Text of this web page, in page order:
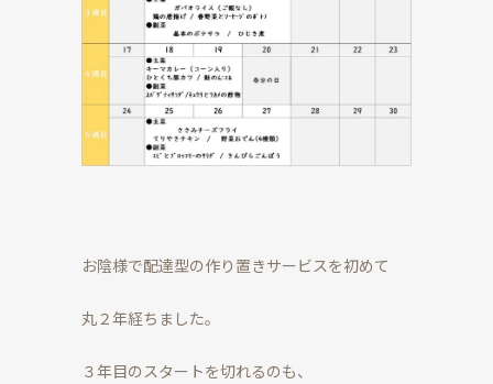
お陰様で配達型の作り置きサービスを初めて
丸２年経ちました。
３年目のスタートを切れるのも、